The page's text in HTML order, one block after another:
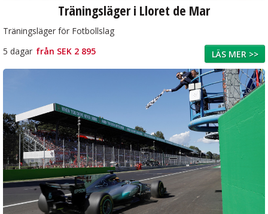
Träningsläger i Lloret de Mar
Träningsläger för Fotbollslag
5 dagar från SEK 2 895 LÄS MER >>